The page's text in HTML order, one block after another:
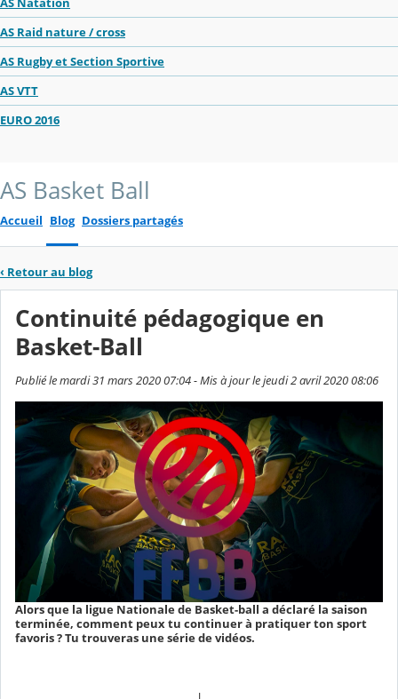
AS Raid nature / cross
AS Rugby et Section Sportive
AS VTT
EURO 2016
AS Basket Ball
Accueil Blog Dossiers partagés
‹ Retour au blog
Continuité pédagogique en
Basket-Ball
Publié le mardi 31 mars 2020 07:04 - Mis à jour le jeudi 2 avril 2020 08:06
Alors que la ligue Nationale de Basket-ball a déclaré la saison
terminée, comment peux tu continuer à pratiquer ton sport
favoris ? Tu trouveras une série de vidéos.